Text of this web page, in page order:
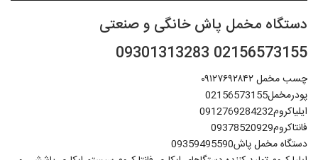
دستگاه مخمل پاش خانگی و صنعتی
02156573155 09301313283
چسب مخمل ۰۹۱۲۷۶۹۲۸۴۲
پودرمخمل02156573155
ایلیاکروم0912769284232
فانتاکروم09378520929
دستگاه مخمل پاش09359495590